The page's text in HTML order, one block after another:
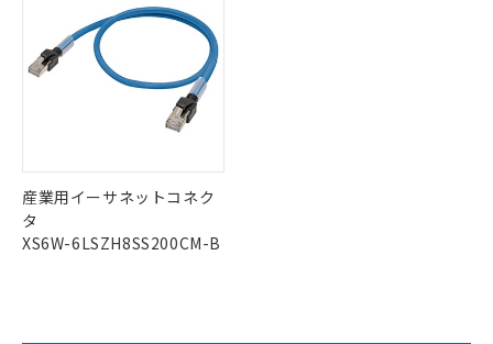
産業用イーサネットコネク
タ
XS6W-6LSZH8SS200CM-B
事前の承諾なく第三者に漏洩または開
示しないようお願いします。
マイパーツ機能（部品リスト作成サー
ビス）をご利用いただくには、I-Web
メンバーズにご登録されている必要が
あります。
登録された部品リストについて、当社
および当社の共同利用者が、当社の製
引・商談に必要な範囲で利用すること
※2 対応予定月
部品在庫の切り替え状況などにより、予定
月が前後することがあります。
※3 非含有証明書ダウンロード
とができます。
※本証明書は発行日時点で非含有を証明す
「ｅ」：有害物質（10物質）のすべてが基
準値以下であることを示します。
「10」：通常の使用状況下において有害物
質が外部に漏えいし、環境に深刻な影響を
及ぼさない年数を意味します。
「－」：未確認です。当社販売部門へお問
場合は、上記1、2および3の内容を当
該第三者に通知します。また当社は、
販売先および販売に係わる関係者が違
法に輸出するおそれがある場合は、取
り引きをいたしません。
合意する
認ください)
空
受注生産機種、また在庫状況の
情報を公開していない機種